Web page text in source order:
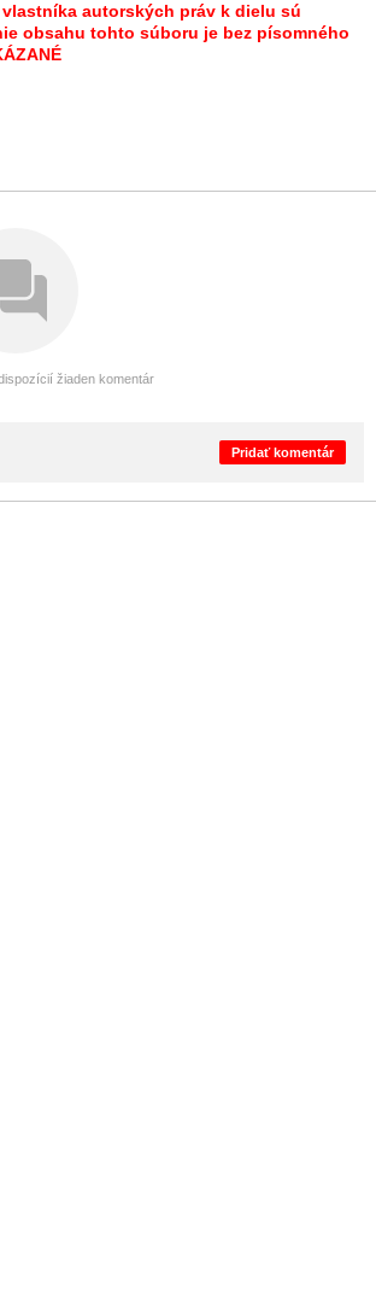
autorských práv k dielu sú
obsahu tohto súboru je bez písomného
žiaden komentár
Pridať komentár